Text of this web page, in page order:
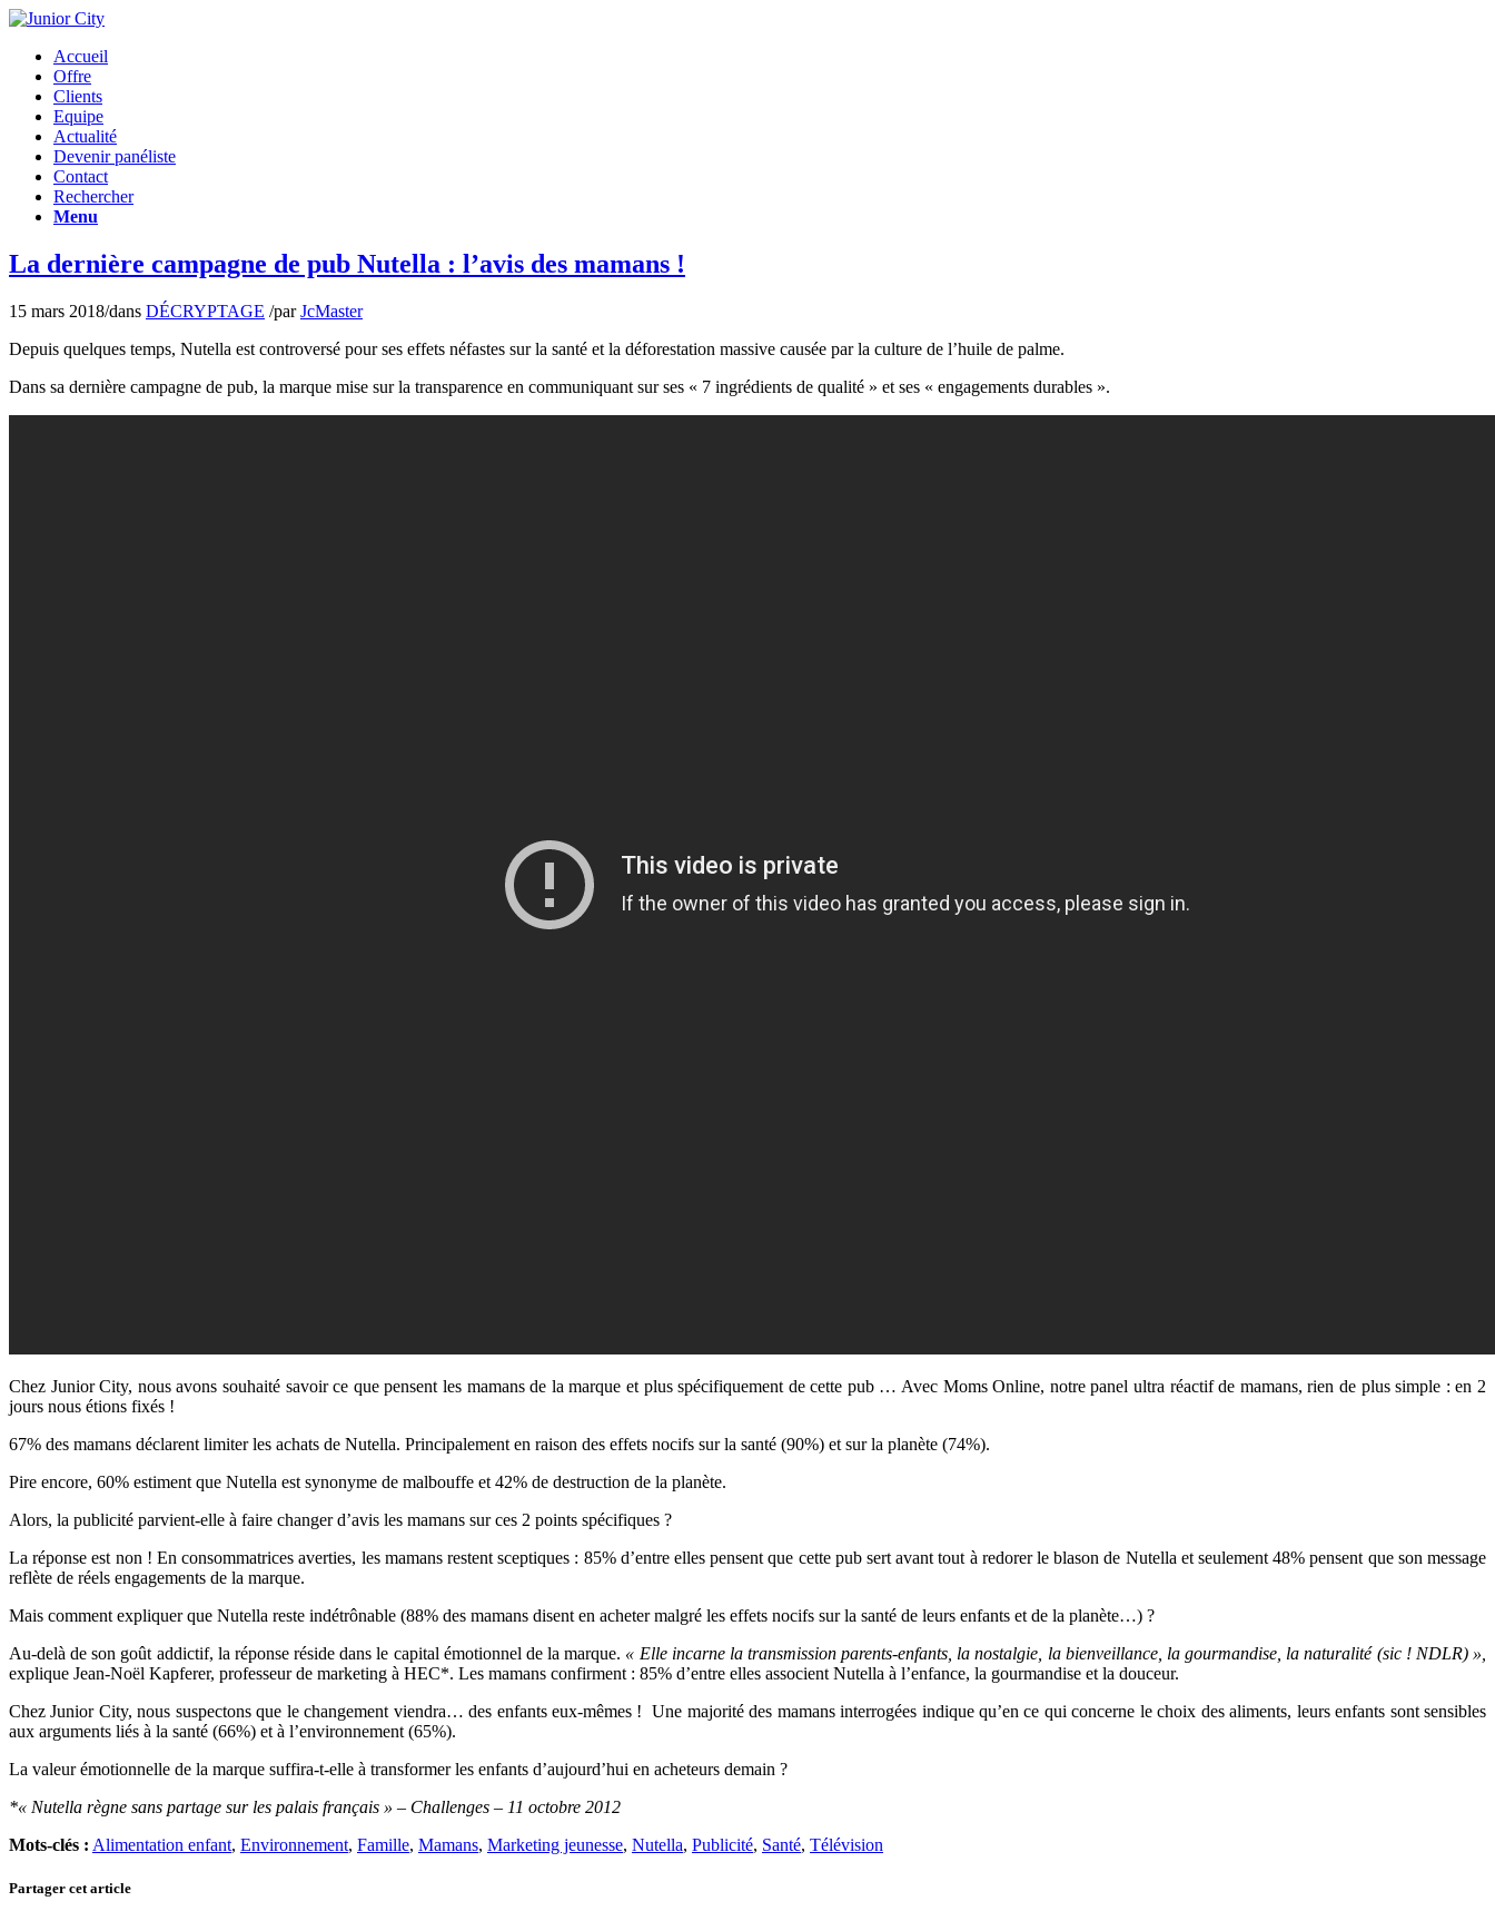
Accueil
Offre
Clients
Equipe
Actualité
Devenir panéliste
Contact
Rechercher
Menu
La dernière campagne de pub Nutella : l’avis des mamans !
15 mars 2018/dans DÉCRYPTAGE /parJcMaster
Depuis quelques temps, Nutella est controversé pour ses effets néfastes sur la santé et la déforestation massive causée par la culture de l’huile de palme.
Dans sa dernière campagne de pub, la marque mise sur la transparence en communiquant sur ses « 7 ingrédients de qualité » et ses « engagements durables ».
Chez Junior City, nous avons souhaité savoir ce que pensent les mamans de la marque et plus spécifiquement de cette pub … Avec Moms Online, notre panel ultra réactif de mamans, rien de plus simple : en 2
jours nous étions fixés !
67% des mamans déclarent limiter les achats de Nutella. Principalement en raison des effets nocifs sur la santé (90%) et sur la planète (74%).
Pire encore, 60% estiment que Nutella est synonyme de malbouffe et 42% de destruction de la planète.
Alors, la publicité parvient-elle à faire changer d’avis les mamans sur ces 2 points spécifiques ?
La réponse est non ! En consommatrices averties, les mamans restent sceptiques : 85% d’entre elles pensent que cette pub sert avant tout à redorer le blason de Nutella et seulement 48% pensent que son message
reflète de réels engagements de la marque.
Mais comment expliquer que Nutella reste indétrônable (88% des mamans disent en acheter malgré les effets nocifs sur la santé de leurs enfants et de la planète…) ?
Au-delà de son goût addictif, la réponse réside dans le capital émotionnel de la marque. « Elle incarne la transmission parents-enfants, la nostalgie, la bienveillance, la gourmandise, la naturalité(sic ! NDLR)»,
explique Jean-Noël Kapferer, professeur de marketing à HEC*. Les mamans confirment : 85% d’entre elles associent Nutella à l’enfance, la gourmandise et la douceur.
Chez Junior City, nous suspectons que le changement viendra… des enfants eux-mêmes ! Une majorité des mamans interrogées indique qu’en ce qui concerne le choix des aliments, leurs enfants sont sensibles
aux arguments liés à la santé (66%) et à l’environnement (65%).
La valeur émotionnelle de la marque suffira-t-elle à transformer les enfants d’aujourd’hui en acheteurs demain ?
*« Nutella règne sans partage sur les palais français » – Challenges – 11 octobre 2012
Mots-clés : Alimentation enfant, Environnement, Famille, Mamans, Marketing jeunesse, Nutella, Publicité, Santé, Télévision
Partager cet article